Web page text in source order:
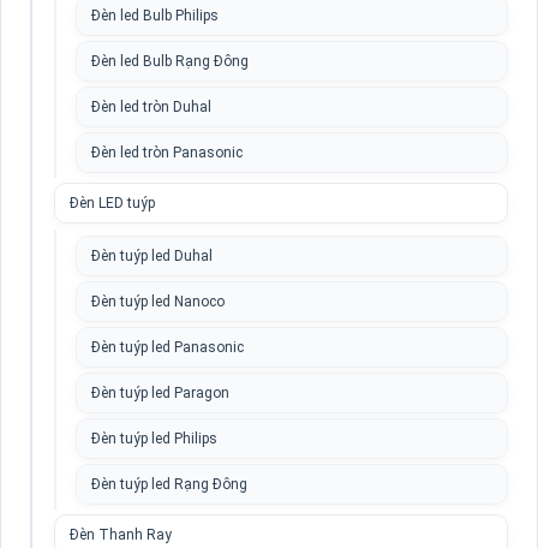
Đèn led Bulb Philips
Đèn led Bulb Rạng Đông
Đèn led tròn Duhal
Đèn led tròn Panasonic
Đèn LED tuýp
Đèn tuýp led Duhal
Đèn tuýp led Nanoco
Đèn tuýp led Panasonic
Đèn tuýp led Paragon
Đèn tuýp led Philips
Đèn tuýp led Rạng Đông
Đèn Thanh Ray